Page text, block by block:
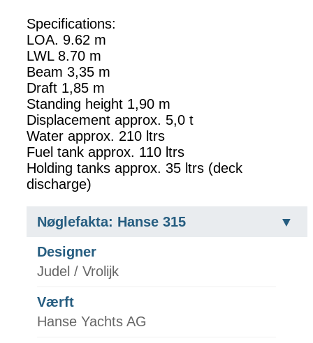
Specifications:
LOA. 9.62 m
LWL 8.70 m
Beam 3,35 m
Draft 1,85 m
Standing height 1,90 m
Displacement approx. 5,0 t
Water approx. 210 ltrs
Fuel tank approx. 110 ltrs
Holding tanks approx. 35 ltrs (deck
discharge)
Nøglefakta: Hanse 315
Designer
Judel / Vrolijk
Værft
Hanse Yachts AG